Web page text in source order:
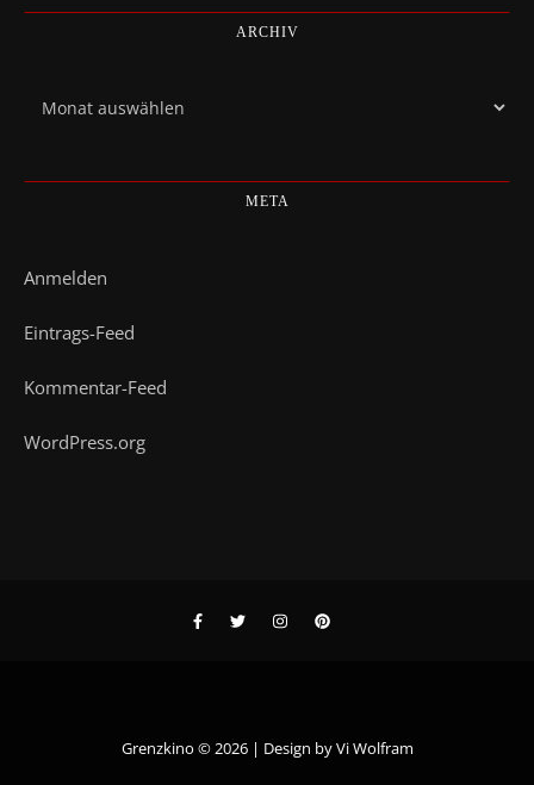
ARCHIV
META
Anmelden
Eintrags-Feed
Kommentar-Feed
WordPress.org
Grenzkino © 2026 | Design byVi Wolfram